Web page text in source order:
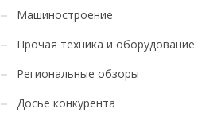
Машиностроение
Прочая техника и оборудование
Региональные обзоры
Досье конкурента